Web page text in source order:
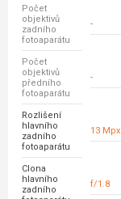
Počet
objektivů
zadního
fotoaparátu
-
Počet
objektivů
předního
fotoaparátu
-
Rozlišení
hlavního
zadního
fotoaparátu
13 Mpx
Clona
hlavního
zadního
f/1.8